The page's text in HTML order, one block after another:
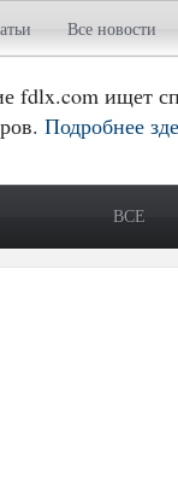
Все новости
fdlx.com ищет
Подробнее
ВСЕ